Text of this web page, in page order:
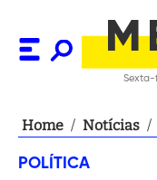
Sexta-
Home / Notícias /
POLÍTICA